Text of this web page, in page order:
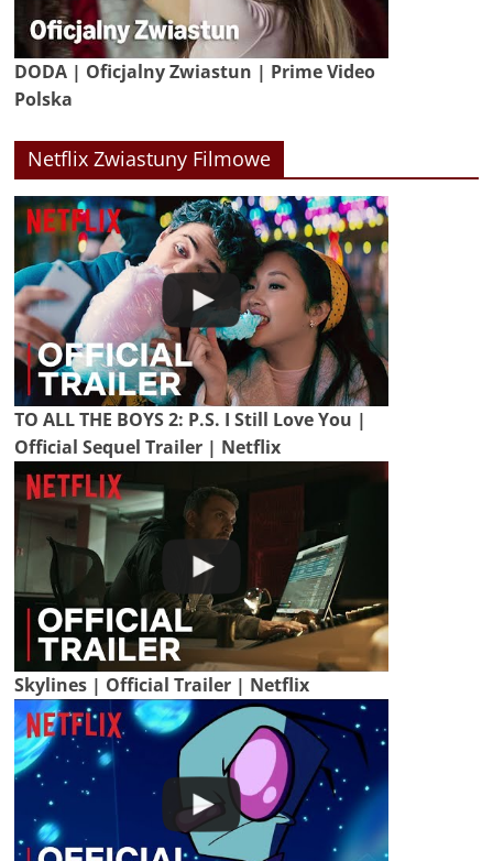
DODA | Oficjalny Zwiastun | Prime Video
Polska
Netflix Zwiastuny Filmowe
TO ALL THE BOYS 2: P.S. I Still Love You |
Official Sequel Trailer | Netflix
Skylines | Official Trailer | Netflix